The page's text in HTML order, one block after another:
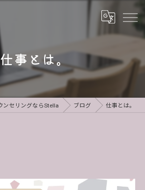
仕事とは。
ンセリングならStella ブログ 仕事とは。